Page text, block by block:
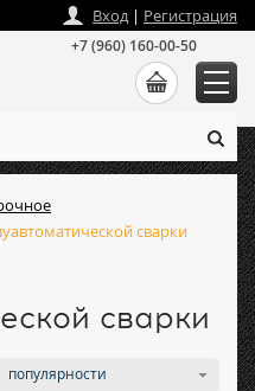
сварки
сварки
популярности
Вход| Регистрация
+7 (960) 160-00-50